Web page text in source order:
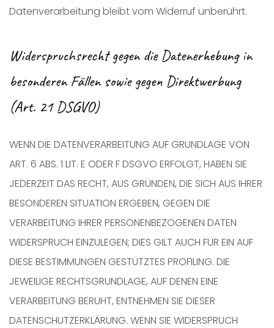
Datenverarbeitung bleibt vom Widerruf unberührt.
Widerspruchsrecht gegen die Datenerhebung in
besonderen Fällen sowie gegen Direktwerbung
(Art. 21 DSGVO)
WENN DIE DATENVERARBEITUNG AUF GRUNDLAGE VON
ART. 6 ABS. 1 LIT. E ODER F DSGVO ERFOLGT, HABEN SIE
JEDERZEIT DAS RECHT, AUS GRÜNDEN, DIE SICH AUS IHRER
BESONDEREN SITUATION ERGEBEN, GEGEN DIE
VERARBEITUNG IHRER PERSONENBEZOGENEN DATEN
WIDERSPRUCH EINZULEGEN; DIES GILT AUCH FÜR EIN AUF
DIESE BESTIMMUNGEN GESTÜTZTES PROFILING. DIE
JEWEILIGE RECHTSGRUNDLAGE, AUF DENEN EINE
VERARBEITUNG BERUHT, ENTNEHMEN SIE DIESER
DATENSCHUTZERKLÄRUNG. WENN SIE WIDERSPRUCH